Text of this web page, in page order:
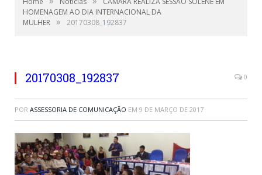
HOMENAGEM AO DIA INTERNACIONAL DA
MULHER » 20170308_192837
20170308_192837 0
POR ASSESSORIA DE COMUNICAÇÃO EM 9 DE MARÇO DE 2017